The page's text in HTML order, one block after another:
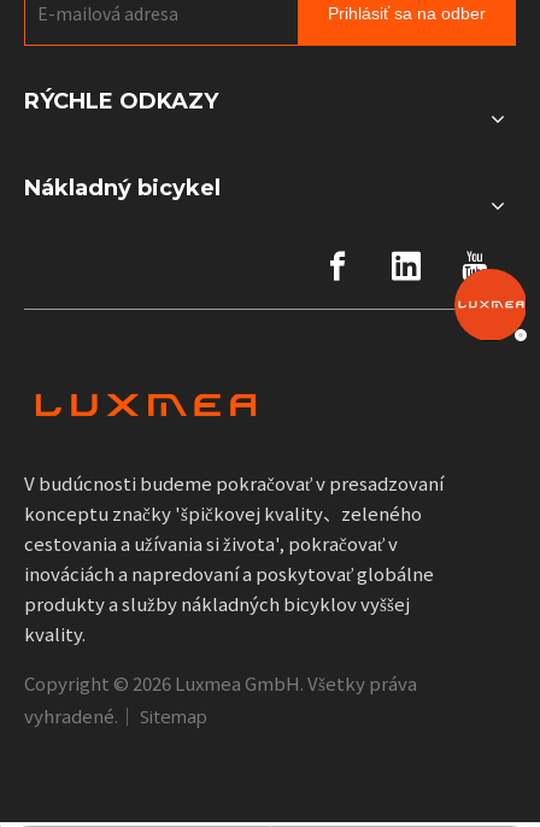
Prihlásiť sa na odber
RÝCHLE ODKAZY
Nákladný bicykel
V budúcnosti budeme pokračovať v presadzovaní
konceptu značky 'špičkovej kvality、zeleného
cestovania a užívania si života', pokračovať v
inováciách a napredovaní a poskytovať globálne
produkty a služby nákladných bicyklov vyššej
kvality.
Copyright © 2026Luxmea GmbH. Všetky práva
vyhradené.｜ Sitemap